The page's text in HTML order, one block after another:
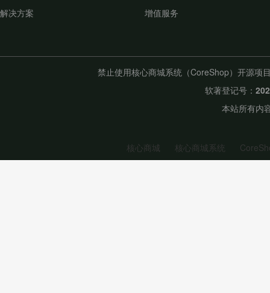
解决方案
增值服务
禁止使用核心商城系统（CoreShop）开源项
软著登记号：
本站所有内
核心商城 核心商城系统